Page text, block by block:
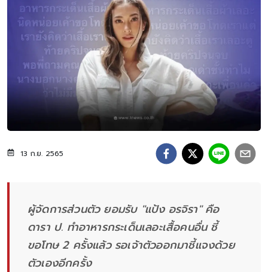
13 ก.ย. 2565
ผู้จัดการส่วนตัว ยอมรับ "แป้ง อรจิรา" คือ
ดารา ป. ทำอาหารกระเด็นเลอะเสื้อคนอื่น ชี้
ขอโทษ 2 ครั้งแล้ว รอเจ้าตัวออกมาชี้แจงด้วย
ตัวเองอีกครั้ง